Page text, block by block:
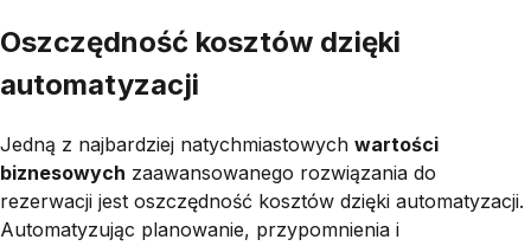
Oszczędność kosztów dzięki
automatyzacji
Jedną z najbardziej natychmiastowych wartości
biznesowych zaawansowanego rozwiązania do
rezerwacji jest oszczędność kosztów dzięki automatyzacji.
Automatyzując planowanie, przypomnienia i